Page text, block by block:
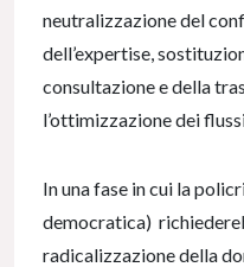
neutralizzazione del
dell’expertise,
consultazione e della
l’ottimizzazione dei
In una fase in cui la
democratica)
radicalizzazione della